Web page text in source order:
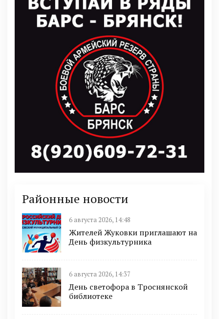
Районные новости
6 августа 2026, 14:48
Жителей Жуковки приглашают на
День физкультурника
6 августа 2026, 14:37
День светофора в Троснянской
библиотеке